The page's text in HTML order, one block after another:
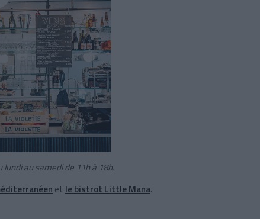
au samedi de 11h à 18h.
et le bistrot Little Mana.